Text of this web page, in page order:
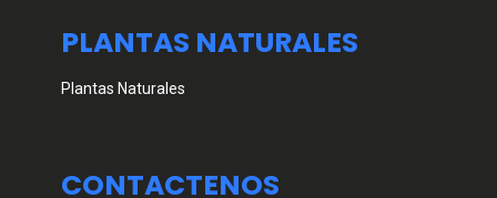
PLANTAS NATURALES
Plantas Naturales
CONTACTENOS